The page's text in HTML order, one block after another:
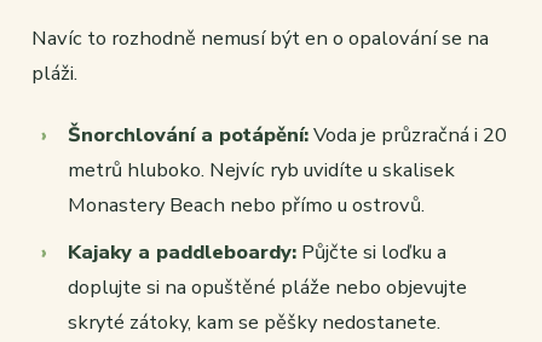
Navíc to rozhodně nemusí být en o opalování se na
pláži.
Šnorchlování a potápění:Voda je průzračná i 20
metrů hluboko. Nejvíc ryb uvidíte u skalisek
Monastery Beach nebo přímo u ostrovů.
Kajaky a paddleboardy: Půjčte si loďku a
doplujte si na opuštěné pláže nebo objevujte
skryté zátoky, kam se pěšky nedostanete.